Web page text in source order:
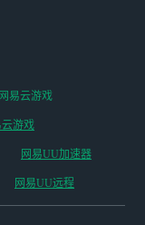
网易云游戏
云游戏
网易UU加速器
网易UU远程